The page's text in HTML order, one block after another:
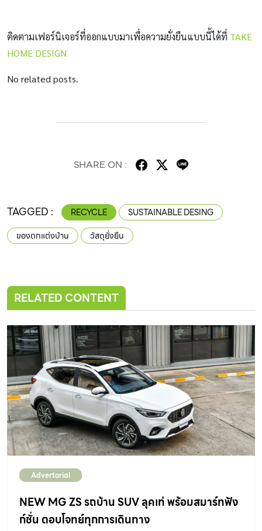
ติดตามเฟอร์นิเจอร์ที่ออกแบบมาเพื่อความยั่งยืนแบบนี้ได้ที่ TAKE
HOME DESIGN
No related posts.
SHARE ON :
TAGGED : RECYCLE
SUSTAINABLE DESING
ของตกแต่งบ้าน
วัสดุยั่งยืน
RELATED CONTENT
Advertorial
NEW MG ZS รถบ้าน SUV ลุคเท่ พร้อมสมาร์ทฟัง
ก์ชั่น ตอบโจทย์ทุกการเดินทาง